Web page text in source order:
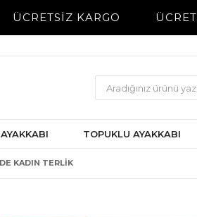
ÜCRETSİZ KARGO
TOPUKLU AYAKKABI
KADIN TERLİK